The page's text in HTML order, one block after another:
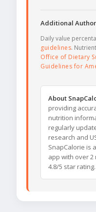
Additional
Daily value
guidelines.
Office of Dietary
Guidelines for
About
providing
nutrition
regularly
research and
SnapCalorie is
app with over
4.8/5 star rating.